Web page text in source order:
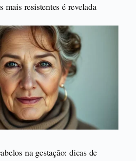
mais resistentes é revelada
na gestação: dicas de